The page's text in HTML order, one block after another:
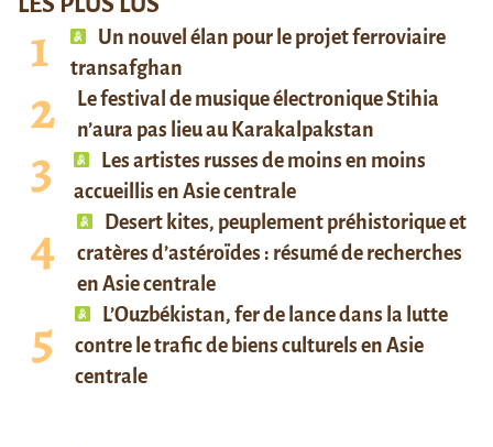
Un nouvel élan pour le projet ferroviaire
transafghan
Le festival de musique électronique Stihia
n’aura pas lieu au Karakalpakstan
Les artistes russes de moins en moins
accueillis en Asie centrale
Desert kites, peuplement préhistorique et
cratères d’astéroïdes : résumé de recherches
en Asie centrale
L’Ouzbékistan, fer de lance dans la lutte
contre le trafic de biens culturels en Asie
centrale